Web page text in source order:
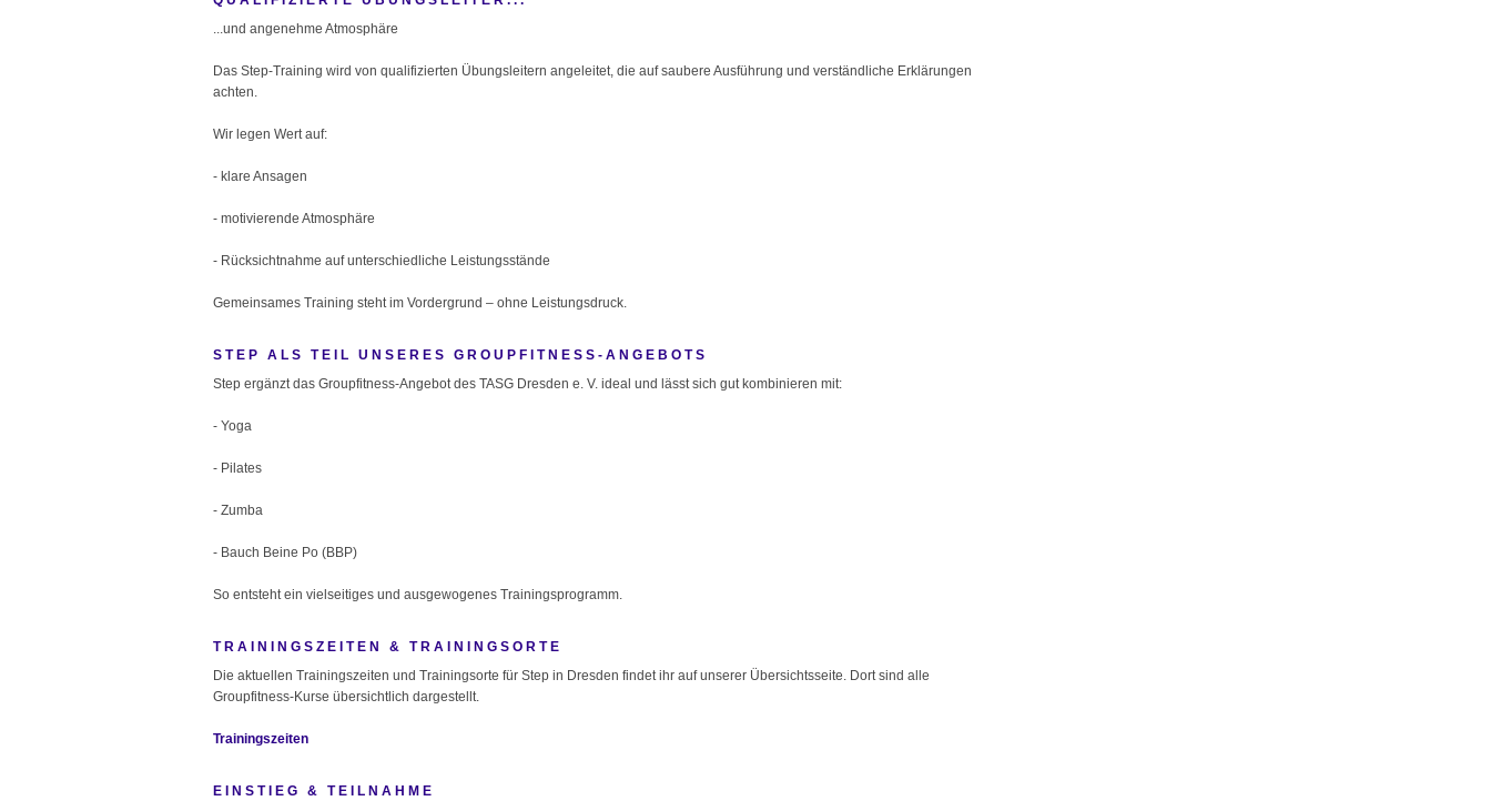
...und angenehme Atmosphäre
Das Step-Training wird von qualifizierten Übungsleitern angeleitet, die auf saubere Ausführung und verständliche Erklärungen
achten.
Wir legen Wert auf:
- klare Ansagen
- motivierende Atmosphäre
- Rücksichtnahme auf unterschiedliche Leistungsstände
Gemeinsames Training steht im Vordergrund – ohne Leistungsdruck.
STEP ALS TEIL UNSERES GROUPFITNESS-ANGEBOTS
Step ergänzt das Groupfitness-Angebot des TASG Dresden e. V. ideal und lässt sich gut kombinieren mit:
- Yoga
- Pilates
- Zumba
- Bauch Beine Po (BBP)
So entsteht ein vielseitiges und ausgewogenes Trainingsprogramm.
TRAININGSZEITEN & TRAININGSORTE
Die aktuellen Trainingszeiten und Trainingsorte für Step in Dresden findet ihr auf unserer Übersichtsseite. Dort sind alle
Groupfitness-Kurse übersichtlich dargestellt.
Trainingszeiten
EINSTIEG & TEILNAHME